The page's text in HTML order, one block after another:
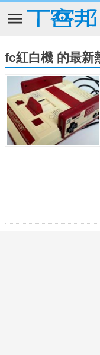
fc紅白機 的最新